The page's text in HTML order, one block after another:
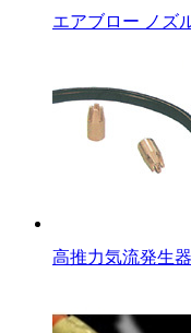
エアブロー ノズ
高推力気流発生